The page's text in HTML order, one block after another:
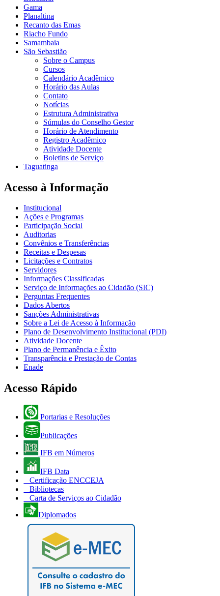
Gama
Planaltina
Recanto das Emas
Riacho Fundo
Samambaia
São Sebastião
Sobre o Campus
Cursos
Calendário Acadêmico
Horário das Aulas
Contato
Notícias
Estrutura Administrativa
Súmulas do Conselho Gestor
Horário de Atendimento
Registro Acadêmico
Atividade Docente
Boletins de Serviço
Taguatinga
Acesso à Informação
Institucional
Ações e Programas
Participação Social
Auditorias
Convênios e Transferências
Receitas e Despesas
Licitações e Contratos
Servidores
Informações Classificadas
Serviço de Informações ao Cidadão (SIC)
Perguntas Frequentes
Dados Abertos
Sanções Administrativas
Sobre a Lei de Acesso à Informação
Plano de Desenvolvimento Institucional (PDI)
Atividade Docente
Plano de Permanência e Êxito
Transparência e Prestação de Contas
Enade
Acesso Rápido
Portarias e Resoluções
Publicações
IFB em Números
IFB Data
Certificação ENCCEJA
Bibliotecas
Carta de Serviços ao Cidadão
Diplomados